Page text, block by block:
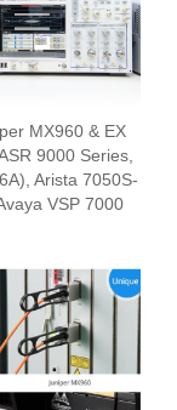
MX960 & EX
9000 Series,
Arista 7050S-
VSP 7000